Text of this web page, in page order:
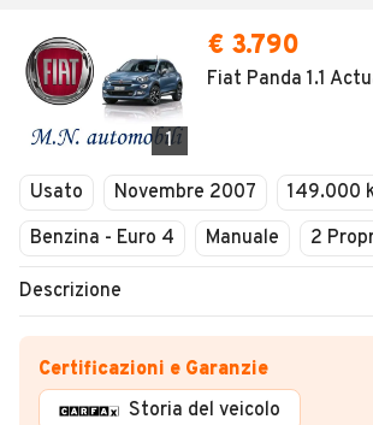
1
€ 3.790
Fiat Panda 1.1
Usato Novembre 2007
149.000
Benzina - Euro 4
Manuale 2
Descrizione
Certificazioni e Garanzie
Storia del veicolo